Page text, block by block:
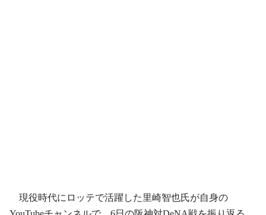
現役時代にロッテで活躍した里崎智也氏が自身の